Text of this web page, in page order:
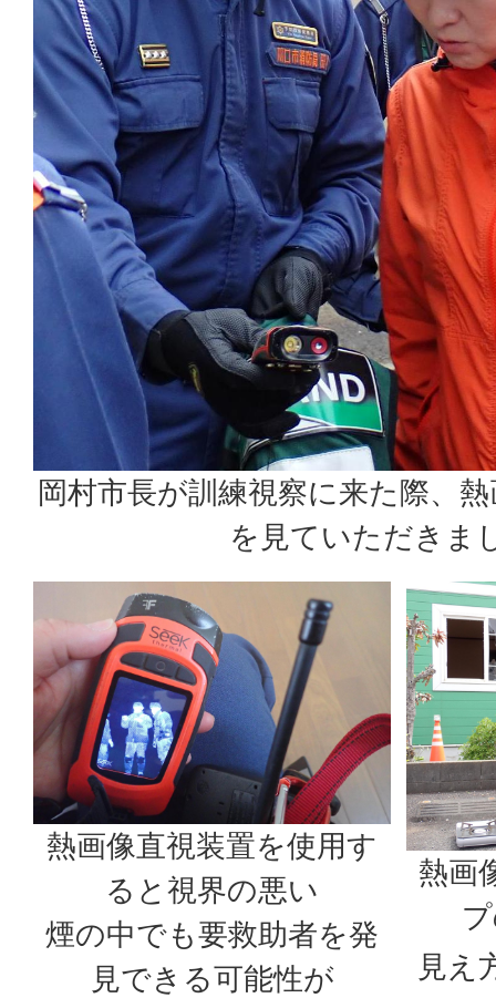
岡村市長が訓練視察に来た際、
を見ていただきま
熱画像直視装置を使用す
ると視界の悪い
煙の中でも要救助者を発
見できる可能性が
熱画
見え